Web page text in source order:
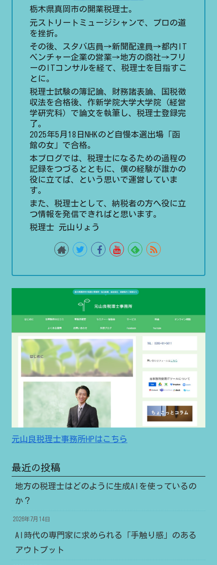
栃木県真岡市の開業税理士。
元ストリートミュージシャンで、プロの道
を挫折。
その後、スタバ店員→新聞配達員→都内IT
ベンチャー企業の営業→地方の商社→フリ
ーのITコンサルを経て、税理士を目指すこ
とに。
税理士試験の簿記論、財務諸表論、国税徴
収法を合格後、作新学院大学大学院（経営
学研究科）で論文を執筆し、税理士登録完
了。
2025年5月18日NHKのど自慢本選出場「函
館の女」で合格。
本ブログでは、税理士になるための過程の
記録をつづるとともに、僕の経験が誰かの
役に立てば、という思いで運営していま
す。
また、税理士として、納税者の方へ役に立
つ情報を発信できればと思います。
税理士 元山りょう
元山良税理士事務所HPはこちら
最近の投稿
地方の税理士はどのように生成AIを使っているの
か？
2026年7月14日
AI時代の専門家に求められる「手触り感」のある
アウトプット